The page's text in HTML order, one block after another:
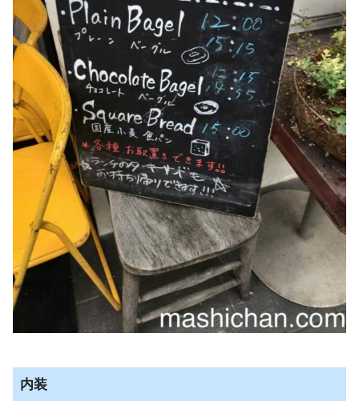
内装